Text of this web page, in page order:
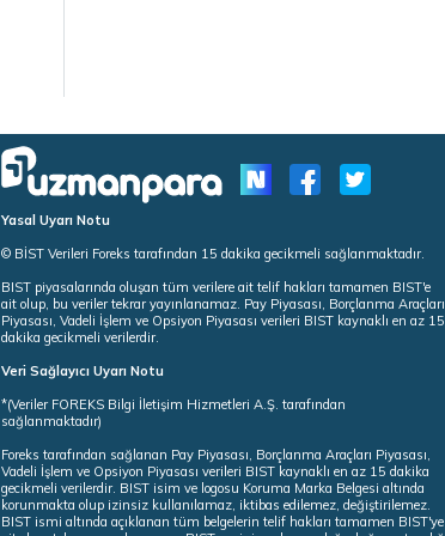
Yasal Uyarı Notu
© BİST Verileri Foreks tarafından 15 dakika gecikmeli sağlanmaktadır.
BIST piyasalarında oluşan tüm verilere ait telif hakları tamamen BIST'e
ait olup, bu veriler tekrar yayınlanamaz. Pay Piyasası, Borçlanma Araçları
Piyasası, Vadeli İşlem ve Opsiyon Piyasası verileri BIST kaynaklı en az 15
dakika gecikmeli verilerdir.
Veri Sağlayıcı Uyarı Notu
*(Veriler FOREKS Bilgi İletişim Hizmetleri A.Ş. tarafından
sağlanmaktadır)
Foreks tarafından sağlanan Pay Piyasası, Borçlanma Araçları Piyasası,
Vadeli İşlem ve Opsiyon Piyasası verileri BIST kaynaklı en az 15 dakika
gecikmeli verilerdir. BIST isim ve logosu Koruma Marka Belgesi altında
korunmakta olup izinsiz kullanılamaz, iktibas edilemez, değiştirilemez.
BIST ismi altında açıklanan tüm belgelerin telif hakları tamamen BIST'ye